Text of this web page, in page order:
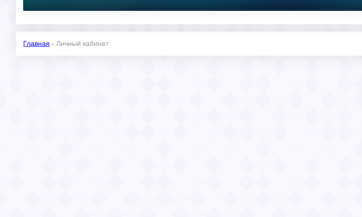
Главная › Личный кабинет